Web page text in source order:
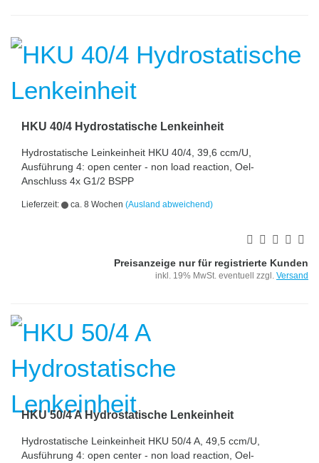
HKU 40/4 Hydrostatische Lenkeinheit
Hydrostatische Leinkeinheit HKU 40/4, 39,6 ccm/U,
Ausführung 4: open center - non load reaction, Oel-
Anschluss 4x G1/2 BSPP
Lieferzeit: ca. 8 Wochen (Ausland abweichend)
Preisanzeige nur für registrierte Kunden
inkl. 19% MwSt. eventuell zzgl. Versand
HKU 50/4 A Hydrostatische Lenkeinheit
Hydrostatische Leinkeinheit HKU 50/4 A, 49,5 ccm/U,
Ausführung 4: open center - non load reaction, Oel-